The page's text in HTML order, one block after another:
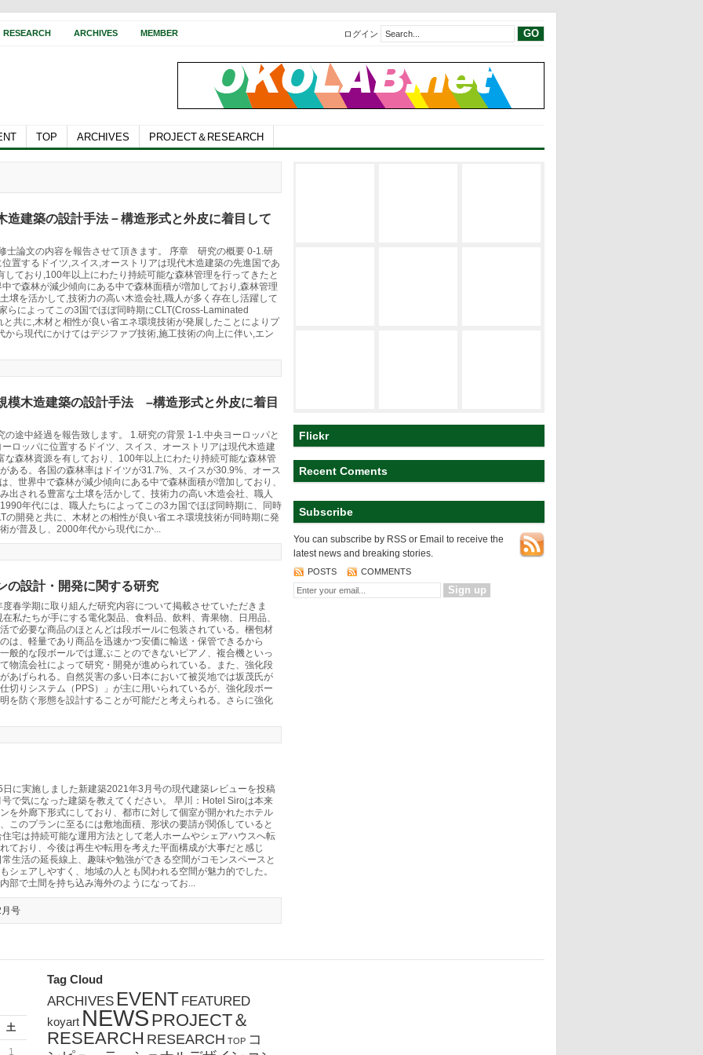
RESEARCH ARCHIVES MEMBER ログイン
TOP ARCHIVES PROJECT＆RESEARCH
造建築の設計手法－構造形式と外皮に着目して
士論文の内容を報告させて頂きます。 序章 研究の概要 0-1.研
置するドイツ,スイス,オーストリアは現代木造建築の先進国であ
しており,100年以上にわたり持続可能な森林管理を行ってきたと
で森林が減少傾向にある中で森林面積が増加しており,森林管理
壌を活かして,技術力の高い木造会社,職人が多く存在し活躍して
によってこの3国でほぼ同時期にCLT(Cross-Laminated
共に,木材と相性が良い省エネ環境技術が発展したことによりプ
ら現代にかけてはデジファブ技術,施工技術の向上に伴い,エン
模木造建築の設計手法 –構造形式と外皮に着目
途中経過を報告致します。 1.研究の背景 1-1.中央ヨーロッパと
ロッパに位置するドイツ、スイス、オーストリアは現代木造建
な森林資源を有しており、100年以上にわたり持続可能な森林管
ある。各国の森林率はドイツが31.7%、スイスが30.9%、オース
、世界中で森林が減少傾向にある中で森林面積が増加しており、
出される豊富な土壌を活かして、技術力の高い木造会社、職人
年代には、職人たちによってこの3カ国でほぼ同時期に、同時
の開発と共に、木材との相性が良い省エネ環境技術が同時期に発
が普及し、2000年代から現代にか...
の設計・開発に関する研究
春学期に取り組んだ研究内容について掲載させていただきま
私たちが手にする電化製品、食料品、飲料、青果物、日用品、
で必要な商品のほとんどは段ボールに包装されている。梱包材
は、軽量であり商品を迅速かつ安価に輸送・保管できるから
般的な段ボールでは運ぶことのできないピアノ、複合機といっ
物流会社によって研究・開発が進められている。また、強化段
あげられる。自然災害の多い日本において被災地では坂茂氏が
切りシステム（PPS）」が主に用いられているが、強化段ボー
を防ぐ形態を設計することが可能だと考えられる。さらに強化
に実施しました新建築2021年3月号の現代建築レビューを投稿
で気になった建築を教えてください。 早川：Hotel Siroは本来
を外廊下形式にしており、都市に対して個室が開かれたホテル
このプランに至るには敷地面積、形状の要請が関係していると
宅は持続可能な運用方法として老人ホームやシェアハウスへ転
ており、今後は再生や転用を考えた平面構成が大事だと感じ
生活の延長線上、趣味や勉強ができる空間がコモンスペースと
シェアしやすく、地域の人とも関われる空間が魅力的でした。
部で土間を持ち込み海外のようになってお...
号
Flickr
Recent Coments
Subscribe
You can subscribe by RSS or Email to receive the
latest news and breaking stories.
POSTS COMMENTS
土
1
Tag Cloud
ARCHIVES EVENT FEATURED
koyart NEWS PROJECT＆
RESEARCH RESEARCH TOP コ